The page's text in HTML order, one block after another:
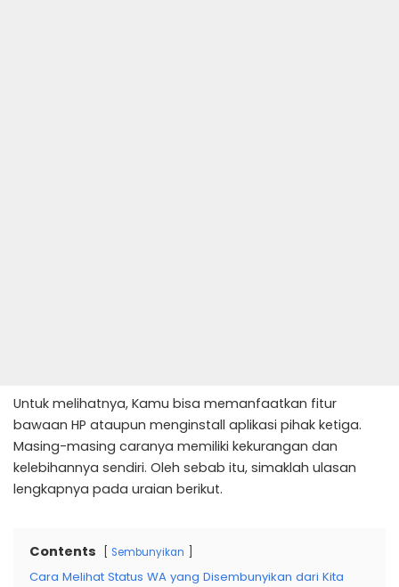
Untuk melihatnya, Kamu bisa memanfaatkan fitur
bawaan HP ataupun menginstall aplikasi pihak ketiga.
Masing-masing caranya memiliki kekurangan dan
kelebihannya sendiri. Oleh sebab itu, simaklah ulasan
lengkapnya pada uraian berikut.
Contents Sembunyikan
Cara Melihat Status WA yang Disembunyikan dari Kita